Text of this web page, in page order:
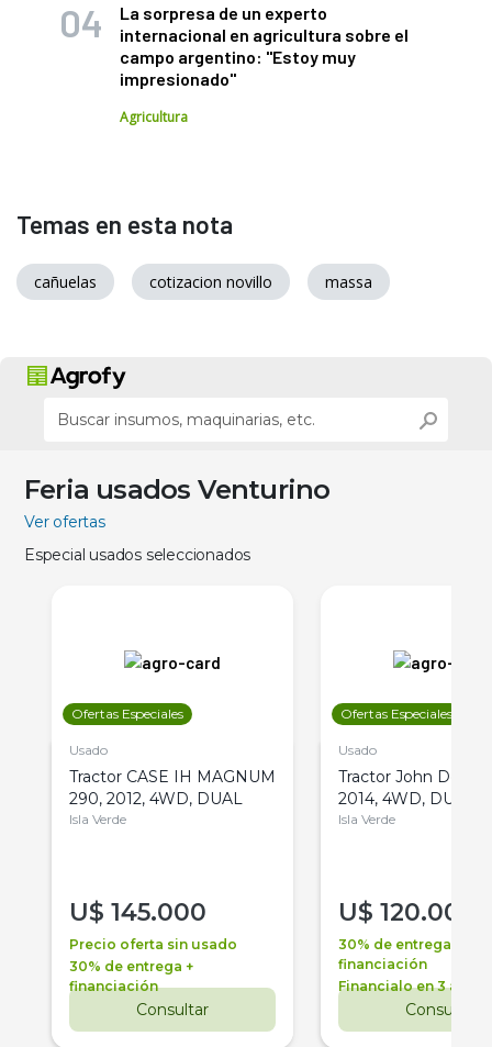
La sorpresa de un experto
internacional en agricultura sobre el
campo argentino: "Estoy muy
impresionado"
Agricultura
Temas en esta nota
cañuelas cotizacion novillo massa
Feria usados Venturino
Ver ofertas
Especial usados seleccionados
Ofertas Especiales
Usado
Tractor CASE IH MAGNUM
290, 2012, 4WD, DUAL
Isla Verde
U$ 145.000
Precio oferta sin usado
30% de entrega +
financiación
Consultar
Ofertas Especiales
Usado
Tractor John Deere
2014, 4WD, DUAL
Isla Verde
U$ 120.000
30% de entrega +
financiación
Financialo en 3 años
Consultar